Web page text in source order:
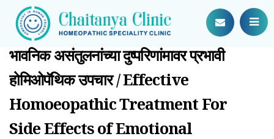
भावनिक असंतुलनांच्या दुष्परिणांमावर प्रभावी
होमिओपॅथिक उपचार / Effective
Homoeopathic Treatment For
Side Effects of Emotional